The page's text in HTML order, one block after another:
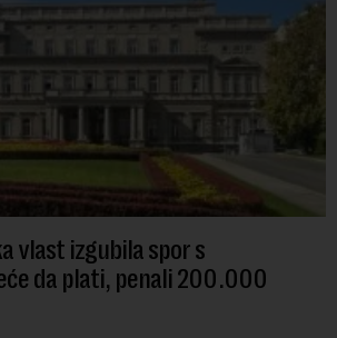
vlast izgubila spor s
da plati, penali 200.000